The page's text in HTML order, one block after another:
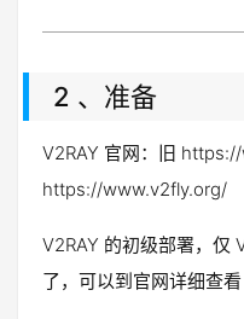
2 、准备
V2RAY 官网：旧
https://www.v2fly.org/
V2RAY 的初级部署，仅
了，可以到官网详细查看